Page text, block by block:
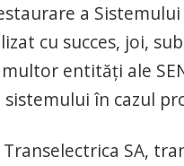
a
cu succes, joi,
multor entităţi ale
în cazul
SA,